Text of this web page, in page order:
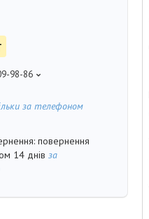
98-86
за телефоном
повернення
14 днів за